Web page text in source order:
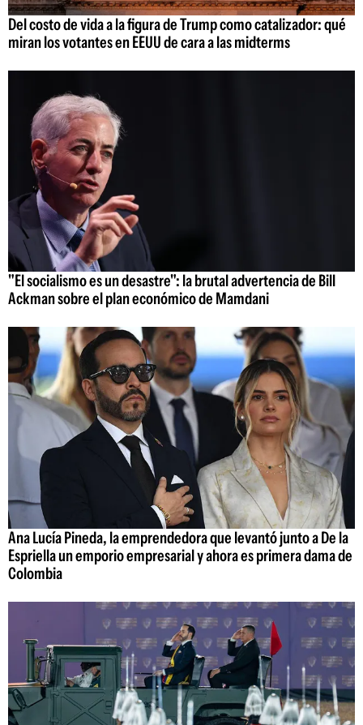
Del costo de vida a la figura de Trump como catalizador: qué
miran los votantes en EEUU de cara a las midterms
"El socialismo es un desastre": la brutal advertencia de Bill
Ackman sobre el plan económico de Mamdani
Ana Lucía Pineda, la emprendedora que levantó junto a De la
Espriella un emporio empresarial y ahora es primera dama de
Colombia